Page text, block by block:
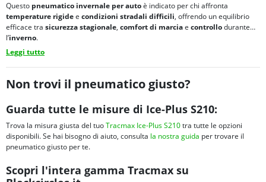
Questo pneumatico invernale per autoè indicato per chi affronta
temperature rigidee condizioni stradali difficili, offrendo un equilibrio
efficace tra sicurezza stagionale, comfort di marciae controllodurante
l’inverno.
Leggi tutto
Non trovi il pneumatico giusto?
Guarda tutte le misure di Ice-Plus S210:
Trova la misura giusta del tuoTracmax Ice-Plus S210tra tutte le opzioni
disponibili. Se hai bisogno di aiuto, consulta la nostra guida per trovare il
pneumatico giusto per te.
Scopri l'intera gamma Tracmax su